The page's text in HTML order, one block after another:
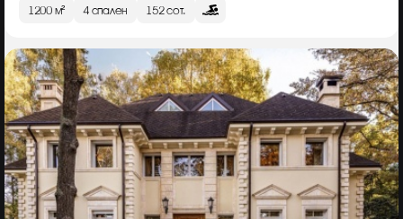
1200 м² 4 спален 152 сот.